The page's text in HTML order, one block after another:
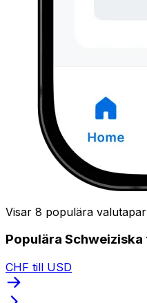
Visar 8 populära valutapar
Populära
CHF till USD